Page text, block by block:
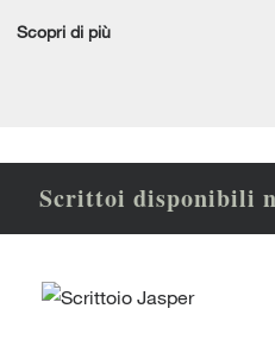
Scopri di più
Scrittoi disponibili